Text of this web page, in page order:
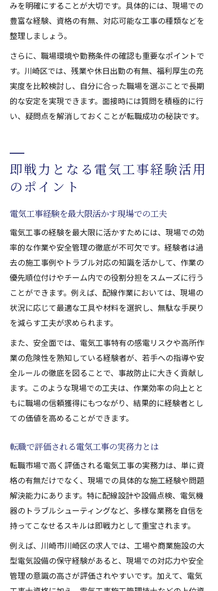
みを明確にすることが大切です。具体的には、現場での
豊富な経験、資格の有無、対応可能な工事の種類などを
整理しましょう。
さらに、職場環境や勤務条件の確認も重要なポイントで
す。川崎区では、残業や休日出勤の有無、福利厚生の充
実度を比較検討し、自分に合った職場を選ぶことで長期
的な安定を実現できます。面接時には質問を積極的に行
い、疑問点を解消しておくことが転職成功の秘訣です。
即戦力となる電気工事経験活用
のポイント
電気工事経験を最大限活かす現場での工夫
電気工事の経験を最大限に活かすためには、現場での効
率的な作業や安全管理の徹底が不可欠です。経験者は過
去の施工事例やトラブル対応の知識を活かして、作業の
優先順位付けやチーム内での役割分担をスムーズに行う
ことができます。例えば、配線作業においては、現場の
状況に応じて最適な工具や材料を選択し、無駄な手戻り
を減らす工夫が求められます。
また、安全面では、電気工事特有の感電リスクや高所作
業の危険性を熟知している経験者が、若手への指導や安
全ルールの徹底を図ることで、事故防止に大きく貢献し
ます。このような現場での工夫は、作業効率の向上とと
もに職場の信頼獲得にもつながり、結果的に経験者とし
ての価値を高めることができます。
転職で評価される電気工事の実務力とは
転職市場で高く評価される電気工事の実務力は、単に資
格の有無だけでなく、現場での具体的な施工経験や問題
解決能力にあります。特に配線設計や設備点検、電気機
器のトラブルシューティングなど、多様な業務を自信を
持ってこなせるスキルは即戦力として重宝されます。
例えば、川崎市川崎区の求人では、工場や商業施設の大
型電気設備の保守経験があると、現場での対応力や安全
管理の意識の高さが評価されやすいです。加えて、電気